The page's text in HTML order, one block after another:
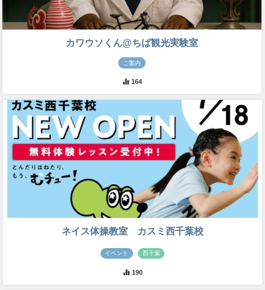
カワウソくん@ちば観光実験室
ご案内
164
ネイス体操教室 カスミ西千葉校
イベント 西千葉
190